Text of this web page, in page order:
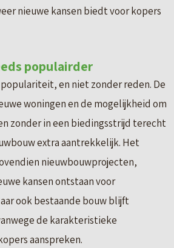
nieuwe kansen biedt voor kopers
populairder
en niet zonder reden. De
woningen en de mogelijkheid om
zonder in een biedingsstrijd terecht
extra aantrekkelijk. Het
nieuwbouwprojecten,
kansen ontstaan voor
ook bestaande bouw blijft
de karakteristieke
aanspreken.